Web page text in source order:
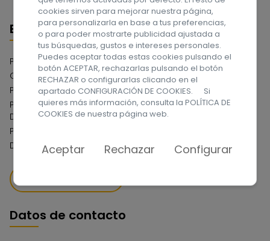
Enlaces
Política de privacidad
Compromiso con la Protección de Datos
Política de cookies
Política del Sistema Interno de Información Canal de
Denuncias
Política de Serguidad de la Información
Declaración de Accesibilidad Web
Datos de contacto
cookies sirven para mejorar nuestra página,
para personalizarla en base a tus preferencias,
o para poder mostrarte publicidad ajustada a
tus búsquedas, gustos e intereses personales.
Puedes aceptar todas estas cookies pulsando el
botón ACEPTAR, rechazarlas pulsando el botón
RECHAZAR o configurarlas clicando en el
apartado CONFIGURACIÓN DE COOKIES. Si
quieres más información, consulta laPOLÍTICA DE
COOKIES de nuestra página web.
Aceptar Rechazar Configurar